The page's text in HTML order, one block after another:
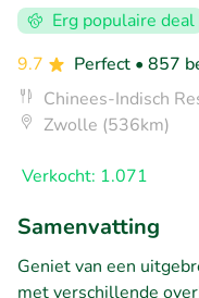
Erg populaire deal
9.7
Perfect • 857
Chinees-Indisch
Zwolle (536km)
Verkocht: 1.071
Samenvatting
Geniet van een
met verschillende